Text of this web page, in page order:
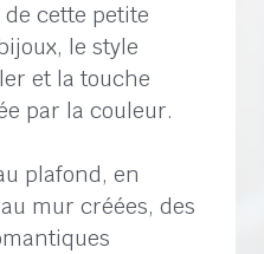
cette petite
le style
et la touche
par la couleur.
plafond, en
mur créées, des